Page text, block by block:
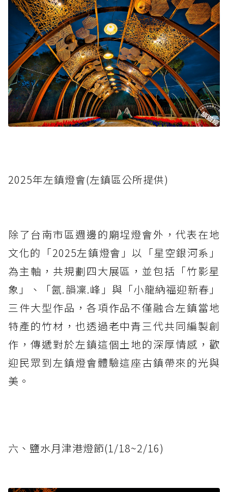
2025年左鎮燈會(左鎮區公所提供)
除了台南市區週邊的廟埕燈會外，代表在地
文化的「2025左鎮燈會」以「星空銀河系」
為主軸，共規劃四大展區，並包括「竹影星
象」、「氤.韻凜.峰」與「小龍納福迎新春」
三件大型作品，各項作品不僅融合左鎮當地
特產的竹材，也透過老中青三代共同編製創
作，傳遞對於左鎮這個土地的深厚情感，歡
迎民眾到左鎮燈會體驗這座古鎮帶來的光與
美。
六、鹽水月津港燈節(1/18~2/16)